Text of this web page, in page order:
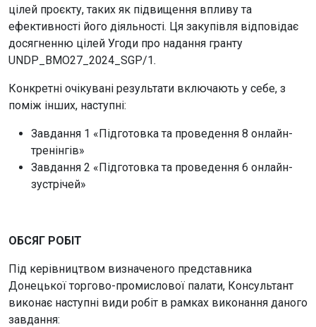
цілей проєкту, таких як підвищення впливу та
ефективності його діяльності. Ця закупівля відповідає
досягненню цілей Угоди про надання гранту
UNDP_BMO27_2024_SGP/1.
Конкретні очікувані результати включають у себе, з
поміж інших, наступні:
Завдання 1 «Підготовка та проведення 8 онлайн-
тренінгів»
Завдання 2 «Підготовка та проведення 6 онлайн-
зустрічей»
ОБСЯГ РОБІТ
Під керівництвом визначеного представника
Донецької торгово-промислової палати, Консультант
виконає наступні види робіт в рамках виконання даного
завдання: